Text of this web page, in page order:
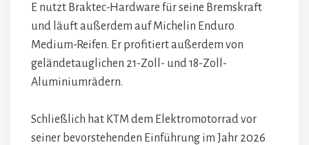
E nutzt Braktec-Hardware für seine Bremskraft
und läuft außerdem auf Michelin Enduro
Medium-Reifen. Er profitiert außerdem von
geländetauglichen 21-Zoll- und 18-Zoll-
Aluminiumrädern.
Schließlich hat KTM dem Elektromotorrad vor
seiner bevorstehenden Einführung im Jahr 2026